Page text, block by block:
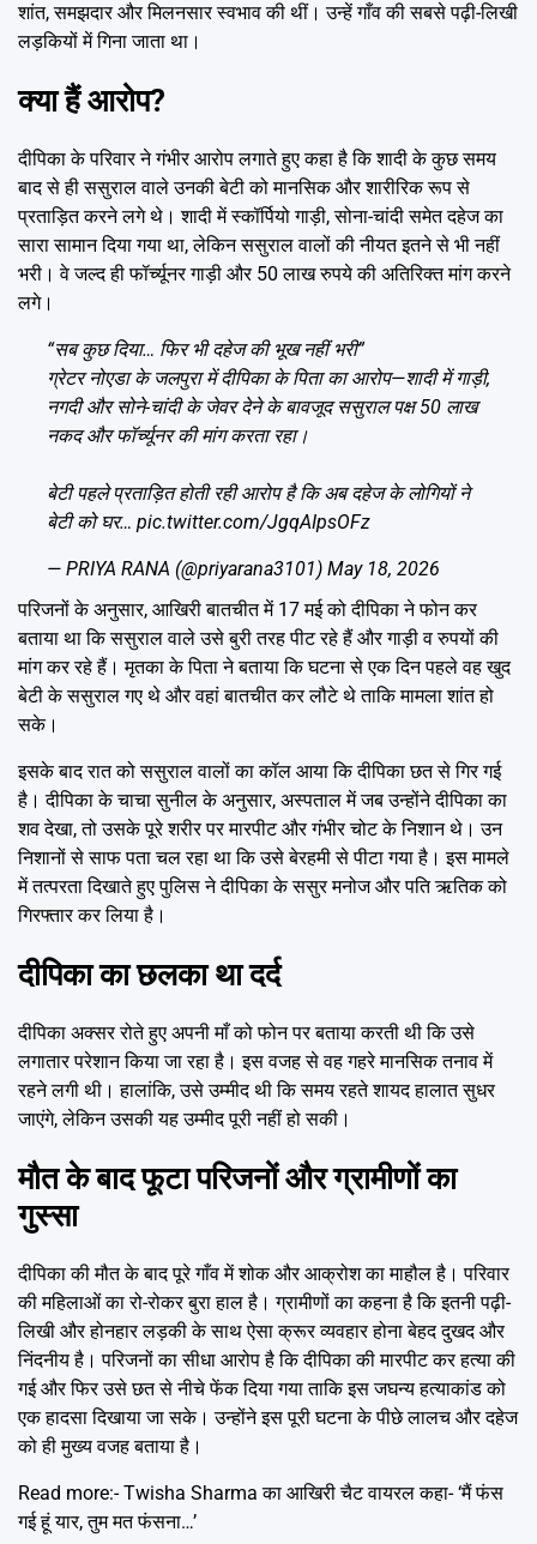
शांत, समझदार और मिलनसार स्वभाव की थीं। उन्हें गाँव की सबसे पढ़ी-लिखी
लड़कियों में गिना जाता था।
क्या हैं आरोप?
दीपिका के परिवार ने गंभीर आरोप लगाते हुए कहा है कि शादी के कुछ समय
बाद से ही ससुराल वाले उनकी बेटी को मानसिक और शारीरिक रूप से
प्रताड़ित करने लगे थे। शादी में स्कॉर्पियो गाड़ी, सोना-चांदी समेत दहेज का
सारा सामान दिया गया था, लेकिन ससुराल वालों की नीयत इतने से भी नहीं
भरी। वे जल्द ही फॉर्च्यूनर गाड़ी और 50 लाख रुपये की अतिरिक्त मांग करने
लगे।
“सब कुछ दिया… फिर भी दहेज की भूख नहीं भरी”
ग्रेटर नोएडा के जलपुरा में दीपिका के पिता का आरोप—शादी में गाड़ी,
नगदी और सोने-चांदी के जेवर देने के बावजूद ससुराल पक्ष 50 लाख
नकद और फॉर्च्यूनर की मांग करता रहा।
बेटी पहले प्रताड़ित होती रही आरोप है कि अब दहेज के लोगियों ने
बेटी को घर… pic.twitter.com/JgqAIpsOFz
— PRIYA RANA (@priyarana3101) May 18, 2026
परिजनों के अनुसार, आखिरी बातचीत में 17 मई को दीपिका ने फोन कर
बताया था कि ससुराल वाले उसे बुरी तरह पीट रहे हैं और गाड़ी व रुपयों की
मांग कर रहे हैं। मृतका के पिता ने बताया कि घटना से एक दिन पहले वह खुद
बेटी के ससुराल गए थे और वहां बातचीत कर लौटे थे ताकि मामला शांत हो
सके।
इसके बाद रात को ससुराल वालों का कॉल आया कि दीपिका छत से गिर गई
है। दीपिका के चाचा सुनील के अनुसार, अस्पताल में जब उन्होंने दीपिका का
शव देखा, तो उसके पूरे शरीर पर मारपीट और गंभीर चोट के निशान थे। उन
निशानों से साफ पता चल रहा था कि उसे बेरहमी से पीटा गया है। इस मामले
में तत्परता दिखाते हुए पुलिस ने दीपिका के ससुर मनोज और पति ऋतिक को
गिरफ्तार कर लिया है।
दीपिका का छलका था दर्द
दीपिका अक्सर रोते हुए अपनी माँ को फोन पर बताया करती थी कि उसे
लगातार परेशान किया जा रहा है। इस वजह से वह गहरे मानसिक तनाव में
रहने लगी थी। हालांकि, उसे उम्मीद थी कि समय रहते शायद हालात सुधर
जाएंगे, लेकिन उसकी यह उम्मीद पूरी नहीं हो सकी।
मौत के बाद फूटा परिजनों और ग्रामीणों का
गुस्सा
दीपिका की मौत के बाद पूरे गाँव में शोक और आक्रोश का माहौल है। परिवार
की महिलाओं का रो-रोकर बुरा हाल है। ग्रामीणों का कहना है कि इतनी पढ़ी-
लिखी और होनहार लड़की के साथ ऐसा क्रूर व्यवहार होना बेहद दुखद और
निंदनीय है। परिजनों का सीधा आरोप है कि दीपिका की मारपीट कर हत्या की
गई और फिर उसे छत से नीचे फेंक दिया गया ताकि इस जघन्य हत्याकांड को
एक हादसा दिखाया जा सके। उन्होंने इस पूरी घटना के पीछे लालच और दहेज
को ही मुख्य वजह बताया है।
Read more:-Twisha Sharma का आखिरी चैट वायरल कहा- ‘मैं फंस
गई हूं यार, तुम मत फंसना…’